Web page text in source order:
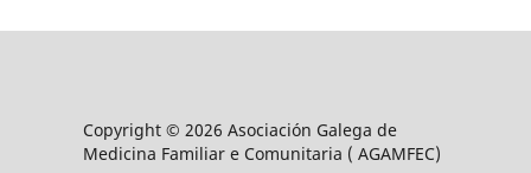
Copyright © 2026 Asociación Galega de
Medicina Familiar e Comunitaria ( AGAMFEC)